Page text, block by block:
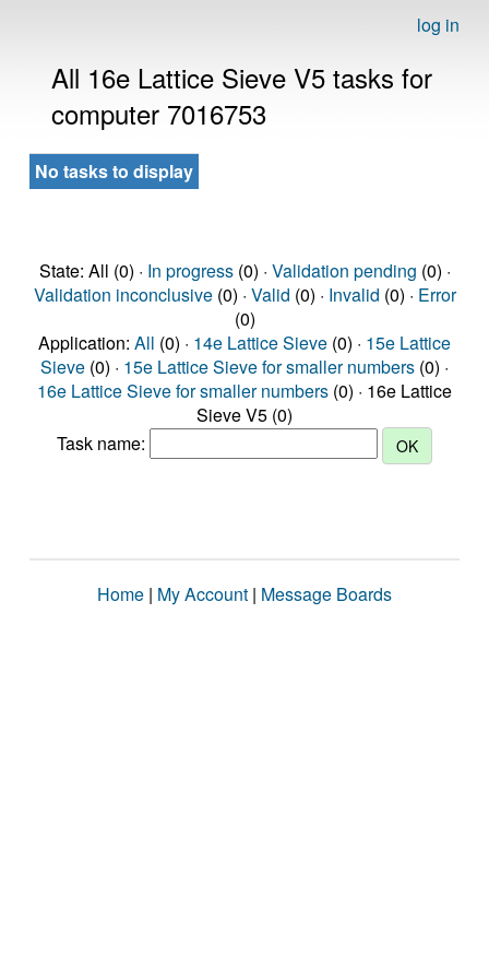
log in
All 16e Lattice Sieve V5 tasks for
computer 7016753
No tasks to display
State: All (0) · In progress(0) · Validation pending (0) ·
Validation inconclusive(0) · Valid (0) · Invalid (0) · Error
(0)
Application: All (0) · 14e Lattice Sieve (0) · 15e Lattice
Sieve (0) · 15e Lattice Sieve for smaller numbers (0) ·
16e Lattice Sieve for smaller numbers (0) · 16e Lattice
Sieve V5 (0)
Task name:
Home | My Account | Message Boards